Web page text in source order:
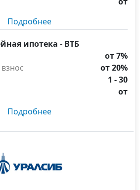
Подробнее
ипотека - ВТБ
от 7%
от 20%
1 - 30
от
Подробнее